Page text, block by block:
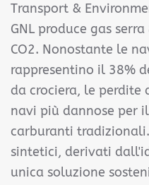
Transport &
GNL produce gas
CO2. Nonostante le
rappresentino il 38%
da crociera, le perdite
navi più dannose per
carburanti
sintetici, derivati
unica soluzione